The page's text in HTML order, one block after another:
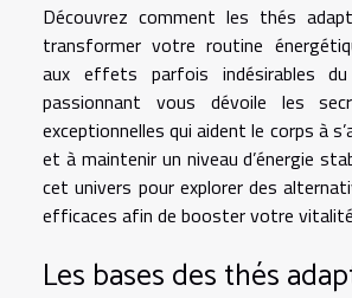
Découvrez comment les thés
transformer votre routine
aux effets parfois indésirables
passionnant vous dévoile les
exceptionnelles qui aident le corps à
et à maintenir un niveau d’énergie
cet univers pour explorer des
efficaces afin de booster votre
Les bases des thés